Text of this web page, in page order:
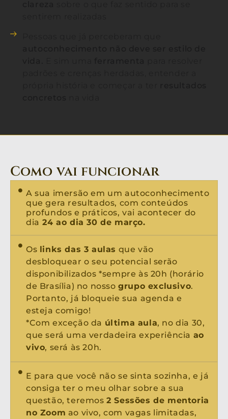
Como vai funcionar
A sua imersão em um autoconhecimento
que gera resultados, com conteúdos
profundos e práticos, vai acontecer do
dia 24 ao dia 30 de março.
Os links das 3 aulas que vão
desbloquear o seu potencial serão
disponibilizados *sempre às 20h (horário
de Brasília) no nossogrupo exclusivo.
Portanto, já bloqueie sua agenda e
esteja comigo!
*Com exceção da última aula, no dia 30,
que será uma verdadeira experiência ao
vivo, será às 20h.
E para que você não se sinta sozinha, e já
consiga ter o meu olhar sobre a sua
questão, teremos2 Sessões de mentoria
no Zoom ao vivo, com vagas limitadas,